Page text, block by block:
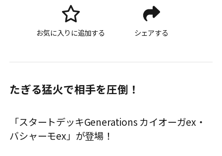
お気に入りに追加する シェアする
たぎる猛火で相手を圧倒！
「スタートデッキGenerations カイオーガex・
バシャーモex」が登場！